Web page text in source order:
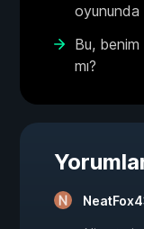
oyununda
Bu, benim
mı?